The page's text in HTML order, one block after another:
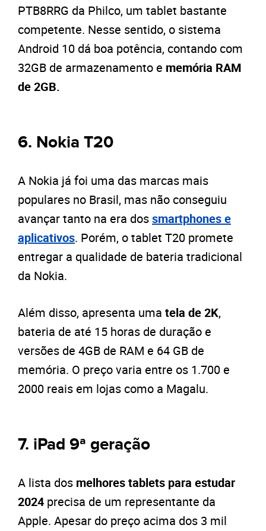
PTB8RRG da Philco, um tablet bastante
competente. Nesse sentido, o sistema
Android 10 dá boa potência, contando com
32GB de armazenamento e memória RAM
de 2GB.
6. Nokia T20
A Nokia já foi uma das marcas mais
populares no Brasil, mas não conseguiu
avançar tanto na era dossmartphones e
aplicativos. Porém, o tablet T20 promete
entregar a qualidade de bateria tradicional
da Nokia.
Além disso, apresenta uma tela de 2K,
bateria de até 15 horas de duração e
versões de 4GB de RAM e 64 GB de
memória. O preço varia entre os 1.700 e
2000 reais em lojas como a Magalu.
7. iPad 9ª geração
A lista dos melhores tablets para estudar
2024 precisa de um representante da
Apple. Apesar do preço acima dos 3 mil